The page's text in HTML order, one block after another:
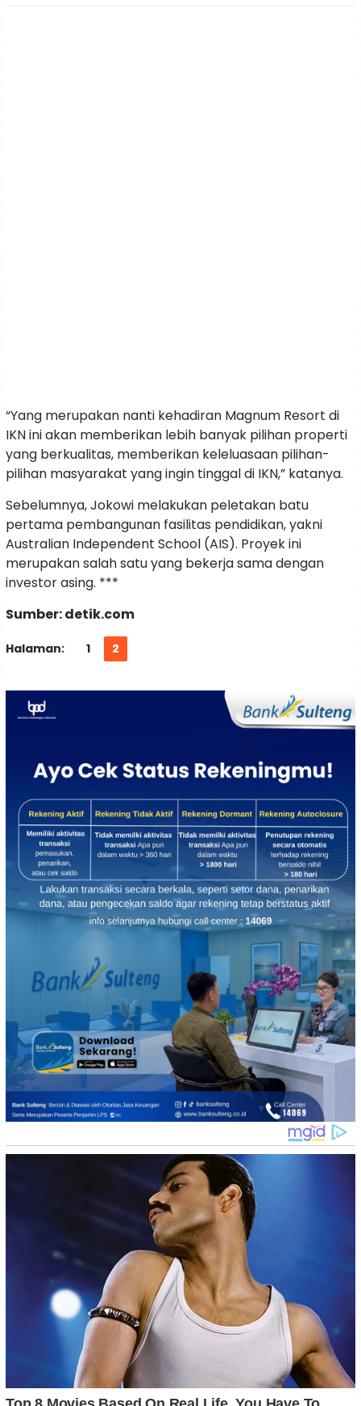
“Yang merupakan nanti kehadiran Magnum Resort di
IKN ini akan memberikan lebih banyak pilihan properti
yang berkualitas, memberikan keleluasaan pilihan-
pilihan masyarakat yang ingin tinggal di IKN,” katanya.
Sebelumnya, Jokowi melakukan peletakan batu
pertama pembangunan fasilitas pendidikan, yakni
Australian Independent School (AIS). Proyek ini
merupakan salah satu yang bekerja sama dengan
investor asing. ***
Sumber: detik.com
Halaman: 1 2